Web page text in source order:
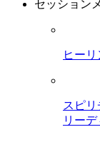
セッション
ヒー
スピ
リー